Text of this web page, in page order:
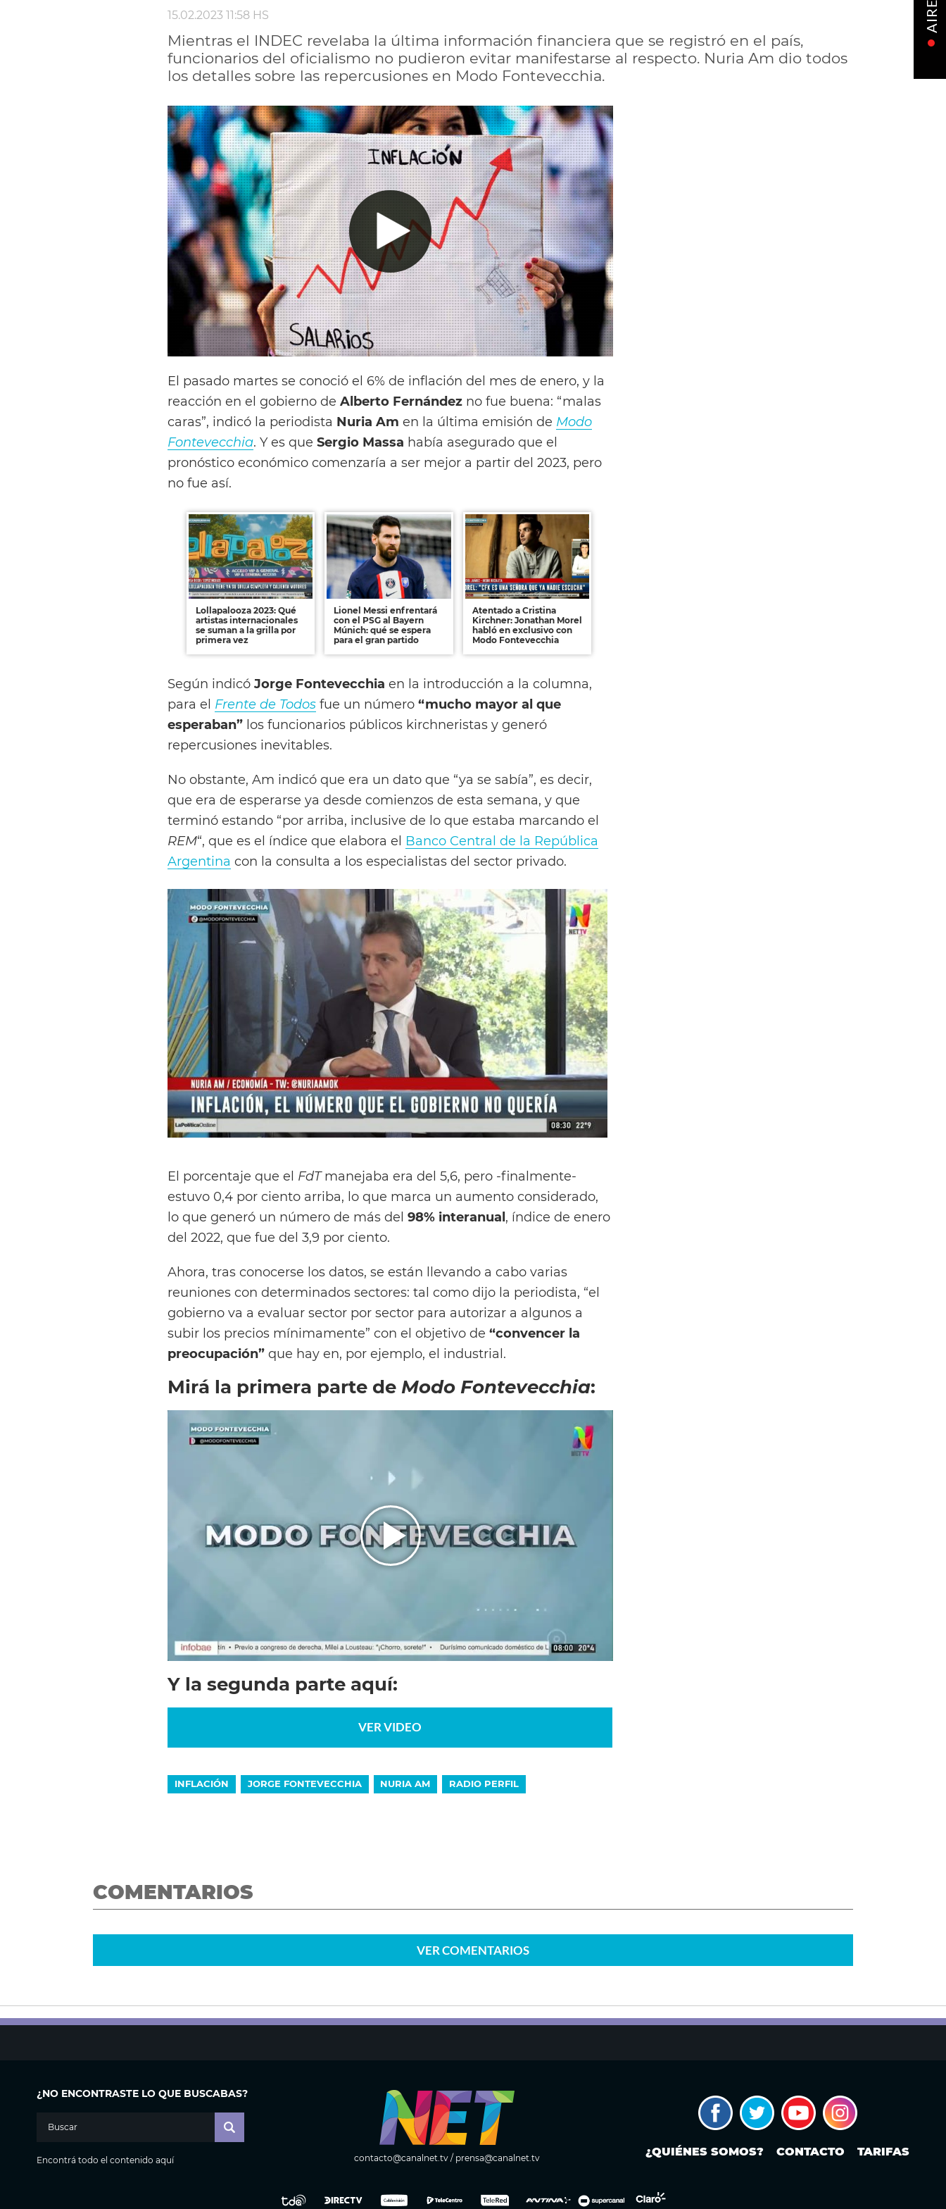
15.02.2023 11:58 HS
Mientras el INDEC revelaba la última información financiera que se registró en el país,
funcionarios del oficialismo no pudieron evitar manifestarse al respecto. Nuria Am dio todos
los detalles sobre las repercusiones en Modo Fontevecchia.
El pasado martes se conoció el 6% de inflación del mes de enero, y la
reacción en el gobierno de Alberto Fernández no fue buena: “malas
caras”, indicó la periodista Nuria Am en la última emisión de Modo
Fontevecchia. Y es que Sergio Massa había asegurado que el
pronóstico económico comenzaría a ser mejor a partir del 2023, pero
no fue así.
Lollapalooza 2023: Qué
artistas internacionales
se suman a la grilla por
primera vez
Lionel Messi enfrentará
con el PSG al Bayern
Múnich: qué se espera
para el gran partido
Atentado a Cristina
Kirchner: Jonathan Morel
habló en exclusivo con
Modo Fontevecchia
Según indicó Jorge Fontevecchia en la introducción a la columna,
para el Frente de Todos fue un número “mucho mayor al que
esperaban” los funcionarios públicos kirchneristas y generó
repercusiones inevitables.
No obstante, Am indicó que era un dato que “ya se sabía”, es decir,
que era de esperarse ya desde comienzos de esta semana, y que
terminó estando “por arriba, inclusive de lo que estaba marcando el
REM“, que es el índice que elabora el Banco Central de la República
Argentina con la consulta a los especialistas del sector privado.
El porcentaje que el FdTmanejaba era del 5,6, pero -finalmente-
estuvo 0,4 por ciento arriba, lo que marca un aumento considerado,
lo que generó un número de más del 98% interanual, índice de enero
del 2022, que fue del 3,9 por ciento.
Ahora, tras conocerse los datos, se están llevando a cabo varias
reuniones con determinados sectores: tal como dijo la periodista, “el
gobierno va a evaluar sector por sector para autorizar a algunos a
subir los precios mínimamente” con el objetivo de “convencer la
preocupación” que hay en, por ejemplo, el industrial.
Mirá la primera parte de Modo Fontevecchia:
Y la segunda parte aquí:
VER VIDEO
INFLACIÓN JORGE FONTEVECCHIA NURIA AM RADIO PERFIL
COMENTARIOS
VERCOMENTARIOS
¿NO ENCONTRASTE LO QUE BUSCABAS?
Encontrá todo el contenido aquí contacto@canalnet.tv/ prensa@canalnet.tv ¿QUIÉNES SOMOS? CONTACTO TARIFAS
AIRE